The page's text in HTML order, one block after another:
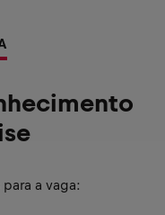
a vaga: